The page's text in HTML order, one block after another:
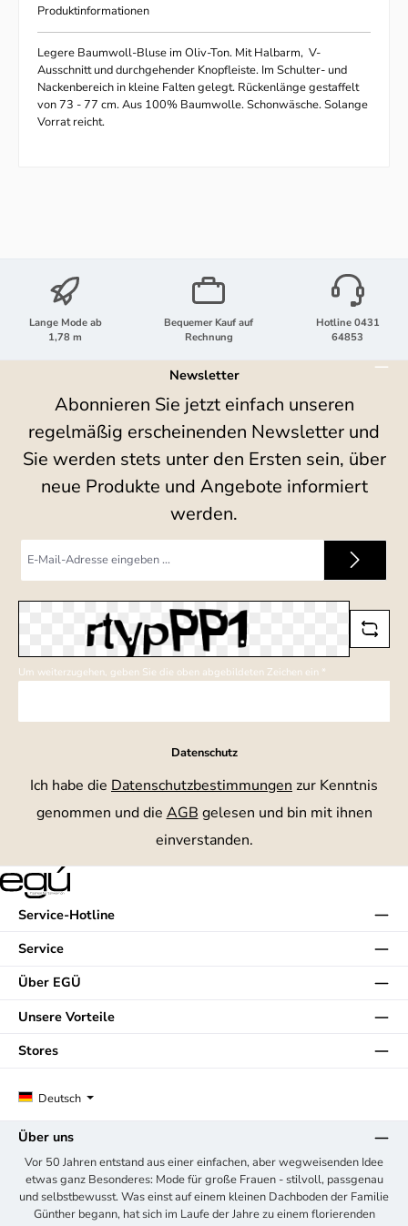
Produktinformationen
Legere Baumwoll-Bluse im Oliv-Ton. Mit Halbarm, V-
Ausschnitt und durchgehender Knopfleiste. Im Schulter- und
Nackenbereich in kleine Falten gelegt. Rückenlänge gestaffelt
von 73 - 77 cm. Aus 100% Baumwolle. Schonwäsche. Solange
Vorrat reicht.
Lange Mode ab
1,78 m
Bequemer Kauf auf
Rechnung
Hotline 0431
64853
Newsletter
Abonnieren Sie jetzt einfach unseren
regelmäßig erscheinenden Newsletter und
Sie werden stets unter den Ersten sein, über
neue Produkte und Angebote informiert
werden.
Mail-
Um weiterzugehen, geben Sie die oben abgebildeten Zeichen ein *
Datenschutz
Ich habe die Datenschutzbestimmungen zur Kenntnis
genommen und die AGB gelesen und bin mit ihnen
einverstanden.
Service-Hotline
Service
Über EGÜ
Unsere Vorteile
Deutsch
Stores
Über uns
Vor 50 Jahren entstand aus einer einfachen, aber wegweisenden Idee
etwas ganz Besonderes: Mode für große Frauen - stilvoll, passgenau
und selbstbewusst. Was einst auf einem kleinen Dachboden der Familie
Günther begann, hat sich im Laufe der Jahre zu einem florierenden